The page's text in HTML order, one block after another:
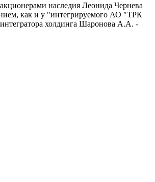
наследия Леонида Чернева
как и у "интегрируемого АО "ТРК
холдинга Шаронова А.А. -